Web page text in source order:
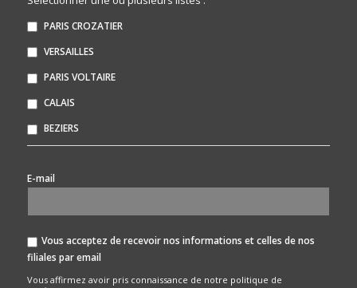
PARIS CROZATIER
VERSAILLES
PARIS VOLTAIRE
CALAIS
BEZIERS
E-mail
Vous acceptez de recevoir nos informations et celles de nos
filiales par email
Vous affirmez avoir pris connaissance de notre politique de